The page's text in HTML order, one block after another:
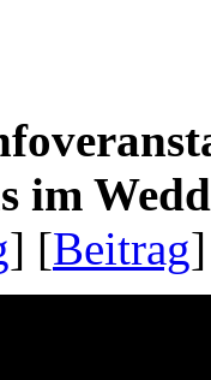
im
] [Beitrag